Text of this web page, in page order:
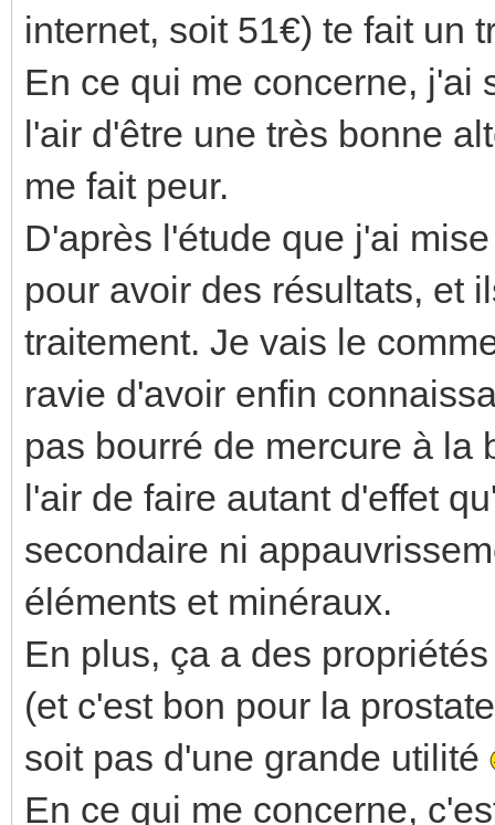
internet, soit 51€) te fait un
En ce qui me concerne, j'ai
l'air d'être une très bonne
me fait peur.
D'après l'étude que j'ai
pour avoir des résultats, et
traitement. Je vais le
ravie d'avoir enfin
pas bourré de mercure à la
l'air de faire autant d'effet
secondaire ni
éléments et minéraux.
En plus, ça a des
(et c'est bon pour la
soit pas d'une grande utilité
En ce qui me concerne,